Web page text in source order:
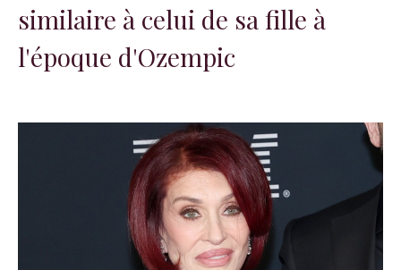
similaire à celui de sa fille à
l'époque d'Ozempic